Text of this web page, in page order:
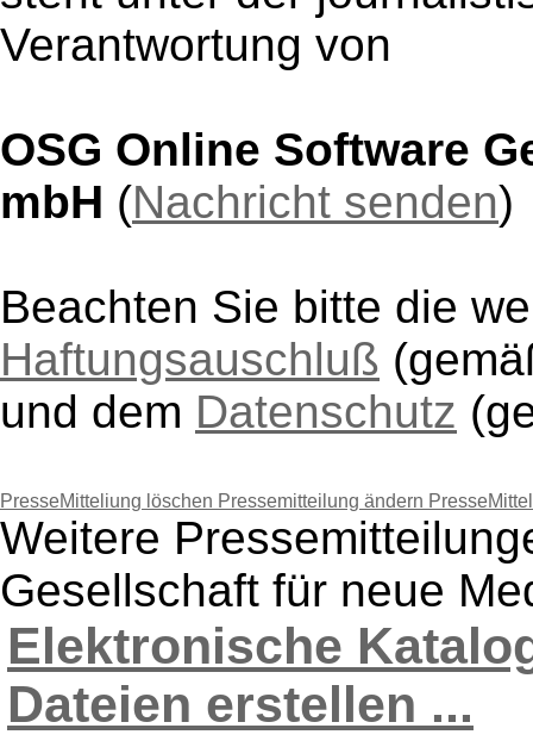
Verantwortung von
OSG Online Software
mbH (Nachricht senden)
Beachten Sie bitte die
Haftungsauschluß
und dem Datenschutz
PresseMitteliung löschen Pressemitteilung ändern
Weitere
Gesellschaft für neue
Elektronische
Dateien erstellen ...